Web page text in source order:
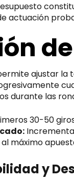
actuación
ajustar
durante las
30-50
al máximo
y